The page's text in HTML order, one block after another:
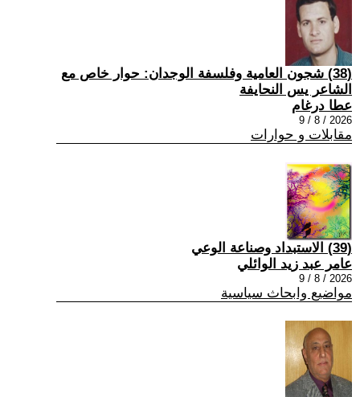
(38) شجون العامية وفلسفة الوجدان: حوار خاص مع
الشاعر يس النحايفة
عطا درغام
2026 / 8 / 9
مقابلات و حوارات
(39) الاستبداد وصناعة الوعي
عامر عبد زيد الوائلي
2026 / 8 / 9
مواضيع وابحاث سياسية